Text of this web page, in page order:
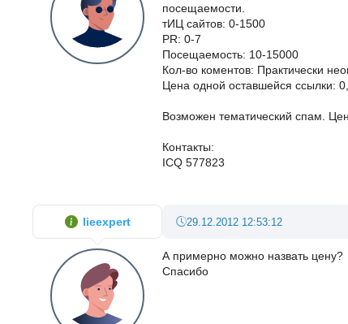
посещаемости.
тИЦ сайтов: 0-1500
PR: 0-7
Посещаемость: 10-15000
Кол-во коментов: Практически
Цена одной оставшейся ссылки:
Возможен тематический спам.
Контакты:
ICQ 577823
29.12.2012 12:53:12
А примерно можно назвать цену?
Спасибо
lieexpert